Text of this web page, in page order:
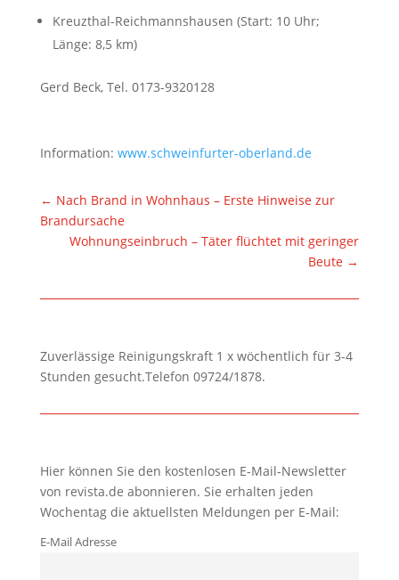
Kreuzthal-Reichmannshausen (Start: 10 Uhr;
Länge: 8,5 km)
Gerd Beck, Tel. 0173-9320128
Information: www.schweinfurter-oberland.de
← Nach Brand in Wohnhaus – Erste Hinweise zur
Brandursache
Wohnungseinbruch – Täter flüchtet mit geringer
Beute →
Zuverlässige Reinigungskraft 1 x wöchentlich für 3-4
Stunden gesucht.Telefon 09724/1878.
Hier können Sie den kostenlosen E-Mail-Newsletter
von revista.de abonnieren. Sie erhalten jeden
Wochentag die aktuellsten Meldungen per E-Mail:
E-Mail Adresse